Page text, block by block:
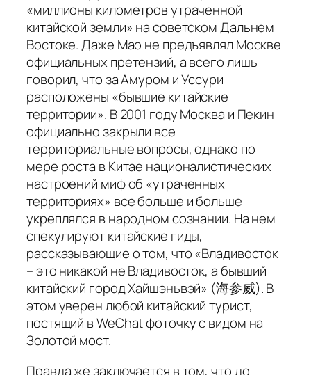
«миллионы километров утраченной
китайской земли» на советском Дальнем
Востоке. Даже Мао не предъявлял Москве
официальных претензий, а всего лишь
говорил, что за Амуром и Уссури
расположены «бывшие китайские
территории». В 2001 году Москва и Пекин
официально закрыли все
территориальные вопросы, однако по
мере роста в Китае националистических
настроений миф об «утраченных
территориях» все больше и больше
укреплялся в народном сознании. На нем
спекулируют китайские гиды,
рассказывающие о том, что «Владивосток
– это никакой не Владивосток, а бывший
китайский город Хайшэньвэй» (海参威). В
этом уверен любой китайский турист,
постящий в WeChat фоточку с видом на
Золотой мост.
Правда же заключается в том, что до